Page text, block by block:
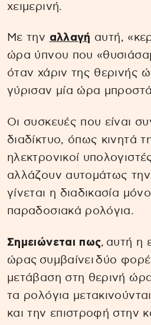
χειμερινή.
Με την αλλαγή αυτή,
ώρα ύπνου που
όταν χάριν της θερινής
γύρισαν μία ώρα
Οι συσκευές που είναι
διαδίκτυο, όπως κινητά
ηλεκτρονικοί
αλλάζουν αυτομάτως
γίνεται η διαδικασία
παραδοσιακά ρολόγια.
Σημειώνεται πως, αυτή η
ώρας συμβαίνει δύο
μετάβαση στη θερινή
τα ρολόγια
και την επιστροφή στην